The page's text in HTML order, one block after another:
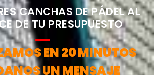
CANCHAS DE PÁDEL AL
DE TU PRESUPUESTO
EN 20 MINUTOS
UN MENSAJE